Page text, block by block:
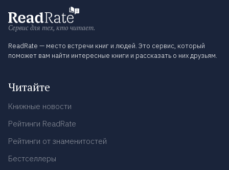
Сервис для тех, кто читает.
ReadRate — место встречи книг и людей. Это сервис, который
поможет вам найти интересные книги и рассказать о них друзьям.
Читайте
Книжные новости
Рейтинги ReadRate
Рейтинги от знаменитостей
Бестселлеры